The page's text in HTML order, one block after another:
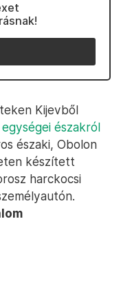
Kijevből
északról
északi, Obolon
készített
harckocsi